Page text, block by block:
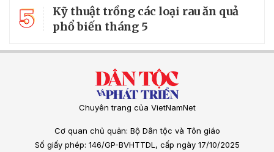
5
Kỹ thuật trồng các loại rau ăn quả
phổ biến tháng 5
Chuyên trang của VietNamNet
Cơ quan chủ quản: Bộ Dân tộc và Tôn giáo
Số giấy phép: 146/GP-BVHTTDL, cấp ngày 17/10/2025